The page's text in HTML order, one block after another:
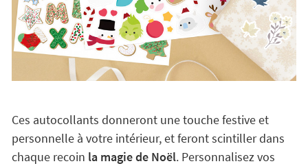
Ces autocollants donneront une touche festive et
personnelle à votre intérieur, et feront scintiller dans
chaque recoin la magie de Noël. Personnalisez vos